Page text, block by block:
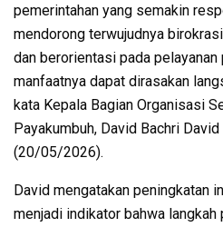
pemerintahan yang semakin
mendorong terwujudnya
dan berorientasi pada
manfaatnya dapat dirasakan
kata Kepala Bagian Organisasi
Payakumbuh, David Bachri
(20/05/2026).
David mengatakan peningkatan
menjadi indikator bahwa